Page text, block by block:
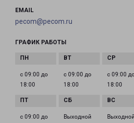
EMAIL
pecom@pecom.ru
ГРАФИК РАБОТЫ
с 09:00 до
18:00
с 09:00 до
18:00
с 09:00
18:00
с 09:00 до
Выходной Выходной